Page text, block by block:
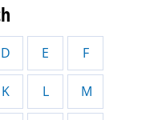
D E F
K L M